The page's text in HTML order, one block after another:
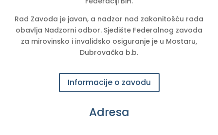
Rad Zavoda je javan, a nadzor nad zakonitošću rada
obavlja Nadzorni odbor. Sjedište Federalnog zavoda
za mirovinsko i invalidsko osiguranje je u Mostaru,
Dubrovačka b.b.
Informacije o zavodu
Adresa